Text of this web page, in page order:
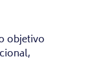
objetivo